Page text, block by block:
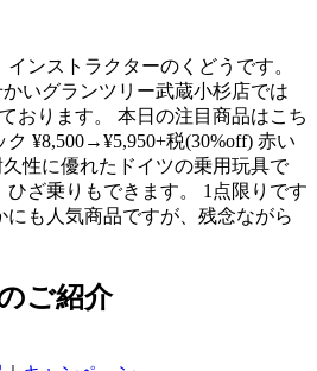
ンストラクターのくどうです。
いグランツリー武蔵小杉店では
おります。 本日の注目商品はこち
¥8,500→¥5,950+税(30%off) 赤い
性に優れたドイツの乗用玩具で
ざ乗りもできます。 1点限りです
も人気商品ですが、残念ながら
ご紹介